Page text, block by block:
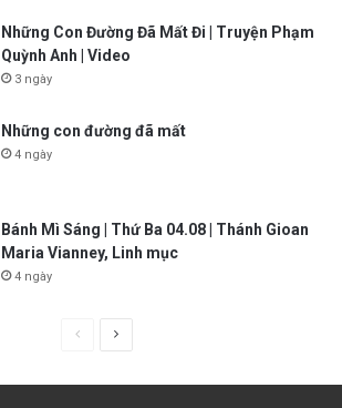
Những Con Đường Đã Mất Đi | Truyện Phạm
Quỳnh Anh | Video
3 ngày
Những con đường đã mất
4 ngày
Bánh Mì Sáng | Thứ Ba 04.08 | Thánh Gioan
Maria Vianney, Linh mục
4 ngày